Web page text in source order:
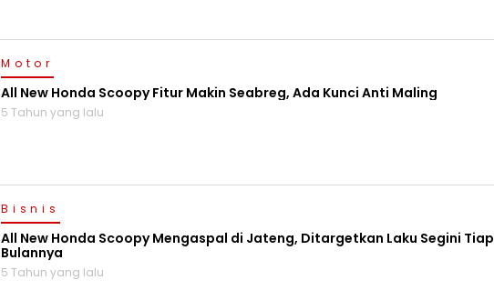
Motor
All New Honda Scoopy Fitur Makin Seabreg, Ada Kunci Anti Maling
5 Tahun yang lalu
Bisnis
All New Honda Scoopy Mengaspal di Jateng, Ditargetkan Laku Segini Tiap
Bulannya
5 Tahun yang lalu